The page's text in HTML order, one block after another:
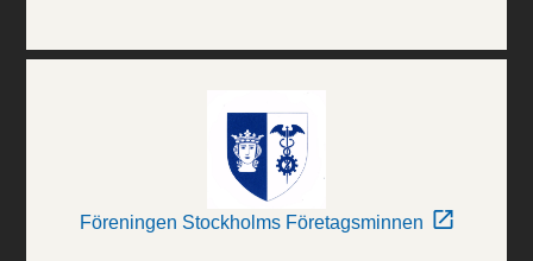
Föreningen Stockholms Företagsminnen